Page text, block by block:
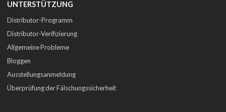
UNTERSTÜTZUNG
Distributor-Programm
Distributor-Verifizierung
Allgemeine Probleme
Bloggen
Ausstellungsanmeldung
Überprüfung der Fälschungssicherheit